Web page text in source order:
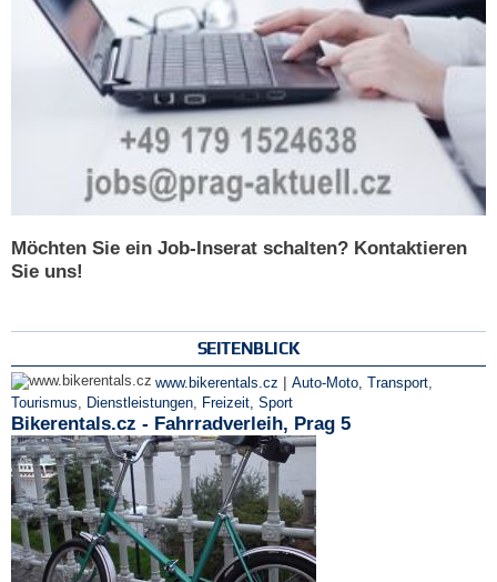
Möchten Sie ein Job-Inserat schalten? Kontaktieren
Sie uns!
SEITENBLICK
www.bikerentals.cz | Auto-Moto, Transport,
Tourismus, Dienstleistungen, Freizeit, Sport
Bikerentals.cz - Fahrradverleih, Prag 5